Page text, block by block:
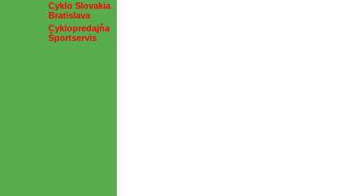
Cyklo Slovakia
Bratislava
Cyklopredajňa
Športservis